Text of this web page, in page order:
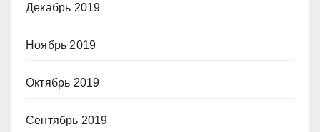
Декабрь 2019
Ноябрь 2019
Октябрь 2019
Сентябрь 2019